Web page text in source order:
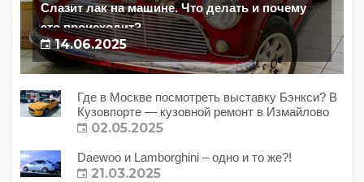
Слазит лак на машине. Что делать и почему
это происходит?
14.06.2025
Где в Москве посмотреть выставку Бэнкси? В
Кузовпорте — кузовной ремонт в Измайлово
02.05.2025
Daewoo и Lamborghini – одно и то же?!
21.03.2025